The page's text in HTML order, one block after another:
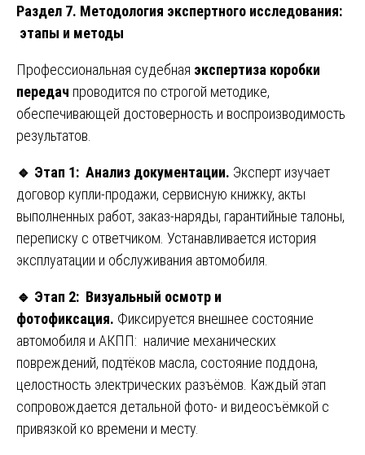
Раздел 7. Методология экспертного исследования:
этапы и методы
Профессиональная судебная экспертиза коробки
передач проводится по строгой методике,
обеспечивающей достоверность и воспроизводимость
результатов.
🔹 Этап 1: Анализ документации. Эксперт изучает
договор купли-продажи, сервисную книжку, акты
выполненных работ, заказ-наряды, гарантийные талоны,
переписку с ответчиком. Устанавливается история
эксплуатации и обслуживания автомобиля.
🔹 Этап 2: Визуальный осмотр и
фотофиксация. Фиксируется внешнее состояние
автомобиля и АКПП: наличие механических
повреждений, подтёков масла, состояние поддона,
целостность электрических разъёмов. Каждый этап
сопровождается детальной фото- и видеосъёмкой с
привязкой ко времени и месту.